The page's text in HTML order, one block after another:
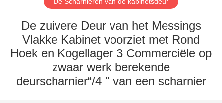
KWALITEITSCONTROLE
CONTACTEER
De Scharnieren van de kabinetsdeur
De zuivere Deur van het Messings
Vlakke Kabinet voorziet met Rond
Hoek en Kogellager 3 Commerciële op
zwaar werk berekende
deurscharnier“/4 " van een scharnier